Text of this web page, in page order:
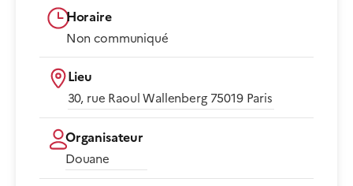
Horaire
Non communiqué​
Lieu
30, rue Raoul Wallenberg 75019 Paris​
Organisateur
Douane